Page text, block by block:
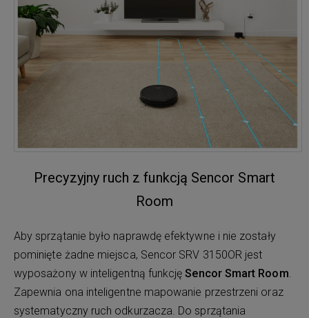
Precyzyjny ruch z funkcją Sencor Smart
Room
Aby sprzątanie było naprawdę efektywne i nie zostały
pominięte żadne miejsca, Sencor SRV 3150OR jest
wyposażony w inteligentną funkcjęSencor Smart Room
Zapewnia ona inteligentne mapowanie przestrzeni oraz
systematyczny ruch odkurzacza. Do sprzątania